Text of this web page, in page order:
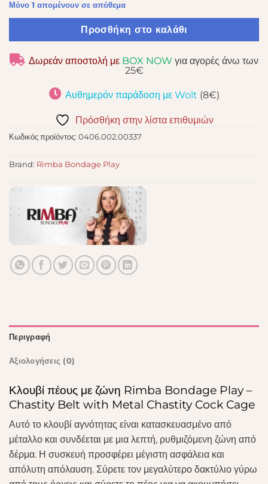
Μόνο 1 απομένουν σε απόθεμα
Προσθήκη στο καλάθι
Δωρεάν αποστολή με BOX NOW για αγορές άνω των
25€
Αυθημερόν παράδοση με Wolt (8€)
Πρόσθήκη στην λίστα επιθυμιών
Κωδικός προϊόντος: 0406.002.00337
Brand: Rimba Bondage Play
Περιγραφή
Αξιολογήσεις (0)
Κλουβί πέους με ζώνη Rimba Bondage Play –
Chastity Belt with Metal Chastity Cock Cage
Αυτό το κλουβί αγνότητας είναι κατασκευασμένο από
μέταλλο και συνδέεται με μια λεπτή, ρυθμιζόμενη ζώνη από
δέρμα. Η συσκευή προσφέρει μέγιστη ασφάλεια και
απόλυτη απόλαυση. Σύρετε τον μεγαλύτερο δακτύλιο γύρω